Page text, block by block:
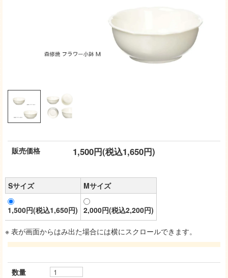
販売価格 1,500円(税込1,650円)
Sサイズ Mサイズ
1,500円(税込1,650円) 2,000円(税込2,200円)
※ 表が画面からはみ出た場合には横にスクロールできます。
数量